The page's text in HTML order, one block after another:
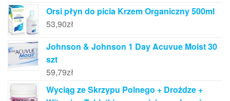
Orsi płyn do picia Krzem Organiczny 500ml
53,90zł
Johnson & Johnson 1 Day Acuvue Moist 30
szt
59,79zł
Wyciąg ze Skrzypu Polnego + Drożdze +